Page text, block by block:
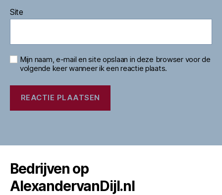
Site
Mijn naam, e-mail en site opslaan in deze browser voor de
volgende keer wanneer ik een reactie plaats.
Bedrijven op
AlexandervanDijl.nl